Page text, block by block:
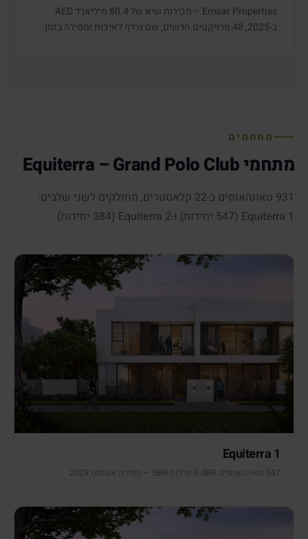
Emaar Properties – מכירות שיא של 80.4 מיליארד AED
ב-2025, 48 פרויקטים חדשים, שם נרדף לאיכות ומסירה בזמן.
מתחמים
מתחמי Equiterra – Grand Polo Club
931 טאונהאוסים ב-22 קלאסטרים, מחולקים לשני שלבים:
Equiterra 1 (547 יחידות) ו-Equiterra 2 (384 יחידות).
Equiterra 1
547 טאונהאוסים 3-4BR ווילות 5BR – מסירה אוגוסט 2029